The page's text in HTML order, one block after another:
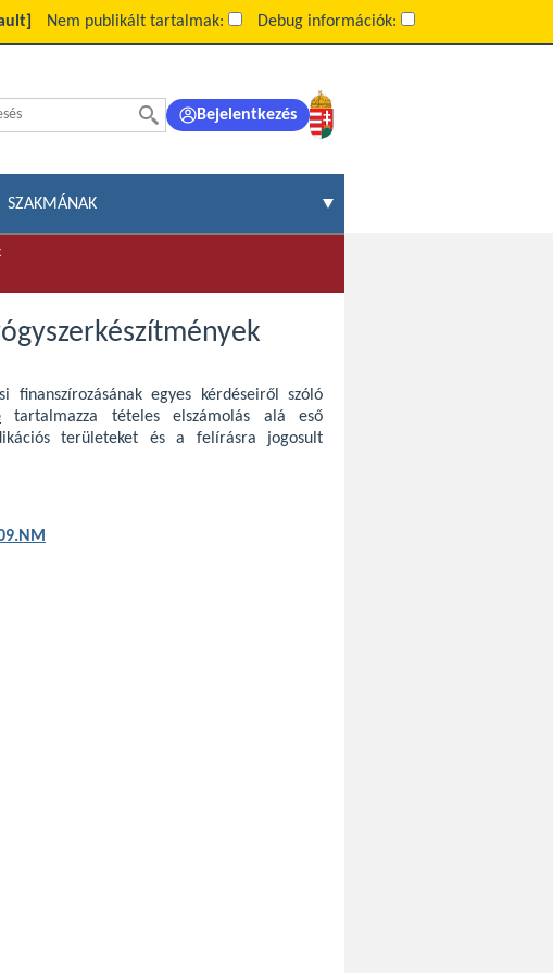
Nem publikált tartalmak: Debug információk:
Bejelentkezés
SZAKMÁNAK
finanszírozásának egyes kérdéseiről szóló
tartalmazza tételes elszámolás alá eső
területeket és a felírásra jogosult